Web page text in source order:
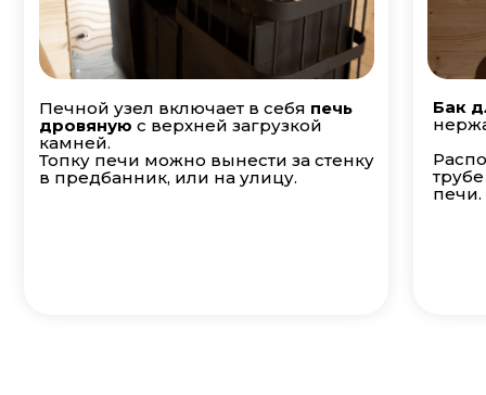
Печной узел включает в себя печь
дровяную с верхней загрузкой
камней.
Топку печи можно вынести за стенку
в предбанник, или на улицу.
Бак
печи.